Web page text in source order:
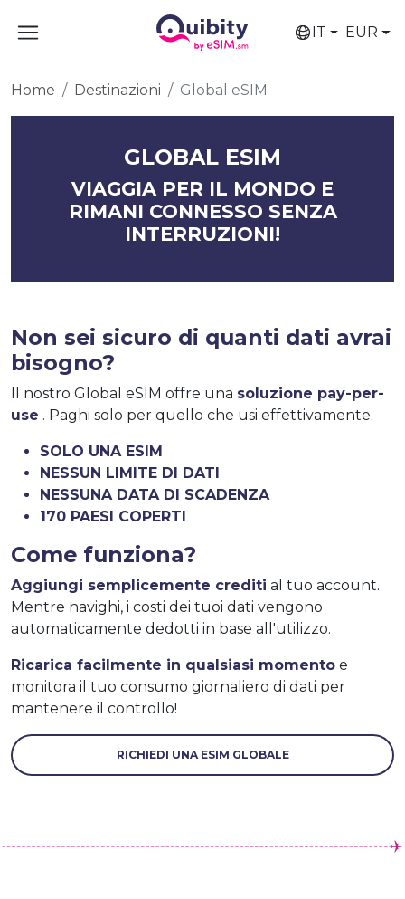
IT EUR
Home Destinazioni Global eSIM
GLOBAL ESIM
VIAGGIA PER IL MONDO E
RIMANI CONNESSO SENZA
INTERRUZIONI!
Non sei sicuro di quanti dati avrai
bisogno?
Il nostro Global eSIM offre una soluzione pay-per-
use . Paghi solo per quello che usi effettivamente.
SOLO UNA ESIM
NESSUN LIMITE DI DATI
NESSUNA DATA DI SCADENZA
170 PAESI COPERTI
Come funziona?
Aggiungi semplicemente crediti al tuo account.
Mentre navighi, i costi dei tuoi dati vengono
automaticamente dedotti in base all'utilizzo.
Ricarica facilmente in qualsiasi momento e
monitora il tuo consumo giornaliero di dati per
mantenere il controllo!
RICHIEDI UNA ESIM GLOBALE